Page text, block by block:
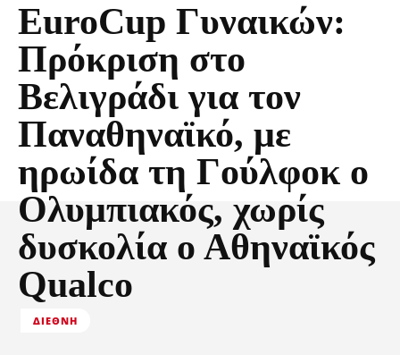
EuroCup Γυναικών:
Πρόκριση στο
Βελιγράδι για τον
Παναθηναϊκό, με
ηρωίδα τη Γούλφοκ ο
Ολυμπιακός, χωρίς
δυσκολία ο Αθηναϊκός
Qualco
ΔΙΕΘΝΉ